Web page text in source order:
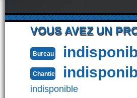
VOUS AVEZ UN
Bureau
Chantier
indisponible